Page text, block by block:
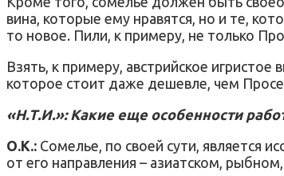
вина, которые ему нравятся, но и те,
то новое. Пили, к примеру, не только
Взять, к примеру, австрийское
которое стоит даже дешевле, чем
«Н.Т.И.»: Какие еще особенности
О.К.: Сомелье, по своей сути, является
от его направления – азиатском,